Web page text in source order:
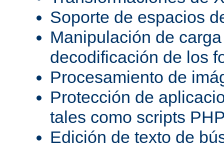
Soporte de espacios
Manipulación de
decodificación de los
Procesamiento de
Protección de
tales como scripts
Edición de texto de